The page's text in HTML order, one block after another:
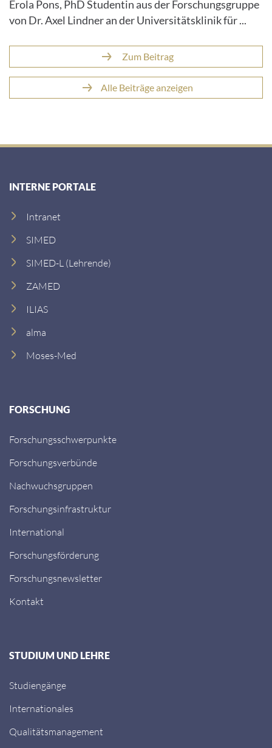
Erola Pons, PhD Studentin aus der Forschungsgruppe
von Dr. Axel Lindner an der Universitätsklinik für ...
Zum Beitrag
Alle Beiträge anzeigen
INTERNE PORTALE
Intranet
SIMED
SIMED-L (Lehrende)
ZAMED
ILIAS
alma
Moses-Med
FORSCHUNG
Forschungsschwerpunkte
Forschungsverbünde
Nachwuchsgruppen
Forschungsinfrastruktur
International
Forschungsförderung
Forschungsnewsletter
Kontakt
STUDIUM UND LEHRE
Studiengänge
Internationales
Qualitätsmanagement